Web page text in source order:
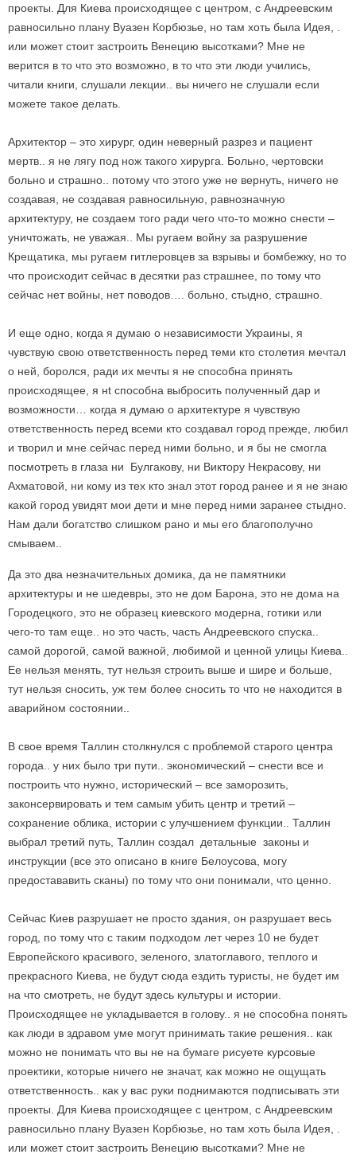
проекты. Для Киева происходящее с центром, с Андреевским
равносильно плану Вуазен Корбюзье, но там хоть была Идея, .
или может стоит застроить Венецию высотками? Мне не
верится в то что это возможно, в то что эти люди учились,
читали книги, слушали лекции.. вы ничего не слушали если
можете такое делать.
Архитектор – это хирург, один неверный разрез и пациент
мертв.. я не лягу под нож такого хирурга. Больно, чертовски
больно и страшно.. потому что этого уже не вернуть, ничего не
создавая, не создавая равносильную, равнозначную
архитектуру, не создаем того ради чего что-то можно снести –
уничтожать, не уважая.. Мы ругаем войну за разрушение
Крещатика, мы ругаем гитлеровцев за взрывы и бомбежку, но то
что происходит сейчас в десятки раз страшнее, по тому что
сейчас нет войны, нет поводов…. больно, стыдно, страшно.
И еще одно, когда я думаю о независимости Украины, я
чувствую свою ответственность перед теми кто столетия мечтал
о ней, боролся, ради их мечты я не способна принять
происходящее, я нt способна выбросить полученный дар и
возможности… когда я думаю о архитектуре я чувствую
ответственность перед всеми кто создавал город прежде, любил
и творил и мне сейчас перед ними больно, и я бы не смогла
посмотреть в глаза ни Булгакову, ни Виктору Некрасову, ни
Ахматовой, ни кому из тех кто знал этот город ранее и я не знаю
какой город увидят мои дети и мне перед ними заранее стыдно.
Нам дали богатство слишком рано и мы его благополучно
смываем..
Да это два незначительных домика, да не памятники
архитектуры и не шедевры, это не дом Барона, это не дома на
Городецкого, это не образец киевского модерна, готики или
чего-то там еще.. но это часть, часть Андреевского спуска..
самой дорогой, самой важной, любимой и ценной улицы Киева..
Ее нельзя менять, тут нельзя строить выше и шире и больше,
тут нельзя сносить, уж тем более сносить то что не находится в
аварийном состоянии..
В свое время Таллин столкнулся с проблемой старого центра
города.. у них было три пути.. экономический – снести все и
построить что нужно, исторический – все заморозить,
законсервировать и тем самым убить центр и третий –
сохранение облика, истории с улучшением функции.. Таллин
выбрал третий путь, Таллин создал детальные законы и
инструкции (все это описано в книге Белоусова, могу
предостававить сканы) по тому что они понимали, что ценно.
Сейчас Киев разрушает не просто здания, он разрушает весь
город, по тому что с таким подходом лет через 10 не будет
Европейского красивого, зеленого, златоглавого, теплого и
прекрасного Киева, не будут сюда ездить туристы, не будет им
на что смотреть, не будут здесь культуры и истории.
Происходящее не укладывается в голову.. я не способна понять
как люди в здравом уме могут принимать такие решения.. как
можно не понимать что вы не на бумаге рисуете курсовые
проектики, которые ничего не значат, как можно не ощущать
ответственность.. как у вас руки поднимаются подписывать эти
проекты. Для Киева происходящее с центром, с Андреевским
равносильно плану Вуазен Корбюзье, но там хоть была Идея, .
или может стоит застроить Венецию высотками? Мне не